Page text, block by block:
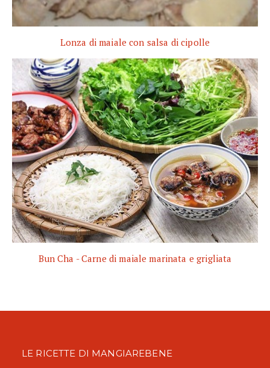
Lonza di maiale con salsa di cipolle
Bun Cha - Carne di maiale marinata e grigliata
LE RICETTE DI MANGIAREBENE